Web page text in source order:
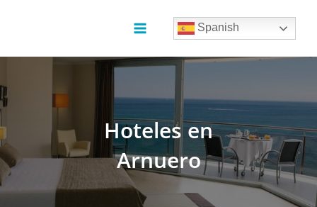
Main
Menu
Spanish
Hoteles en
Arnuero